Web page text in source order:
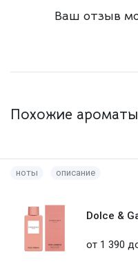
Ваш отзыв
Похожие ароматы
ноты описание
Dolce &
от 1 390